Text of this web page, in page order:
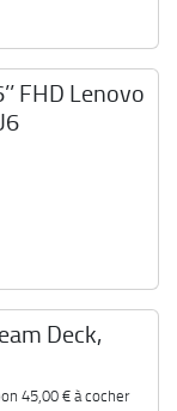
FHD Lenovo
Deck,
45,00 €à cocher